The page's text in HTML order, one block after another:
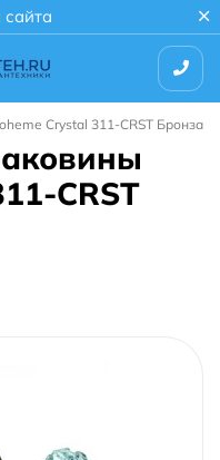
Crystal 311-CRST Бронза
CRST